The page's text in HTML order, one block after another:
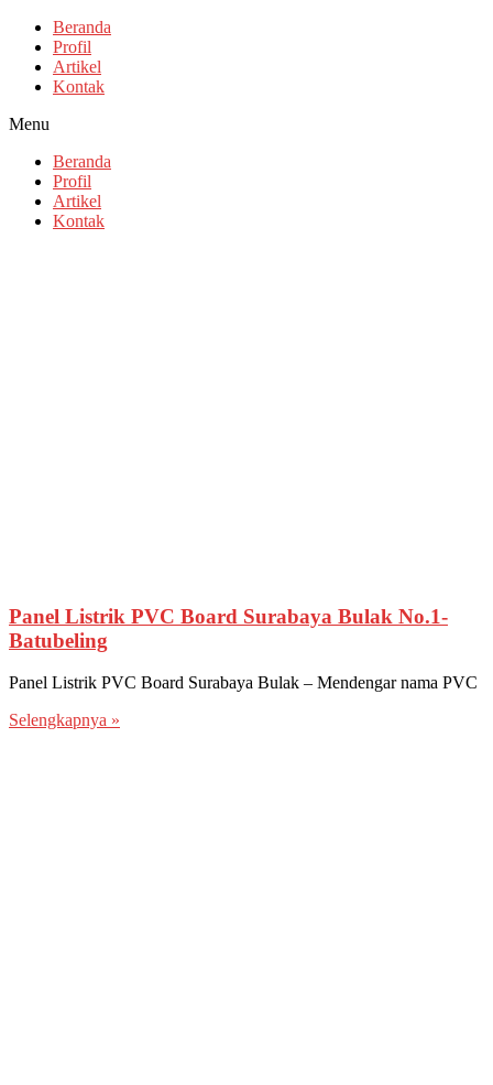
Beranda
Profil
Artikel
Kontak
Menu
Beranda
Profil
Artikel
Kontak
Panel Listrik PVC Board Surabaya Bulak No.1-
Batubeling
Panel Listrik PVC Board Surabaya Bulak – Mendengar nama PVC
Selengkapnya »